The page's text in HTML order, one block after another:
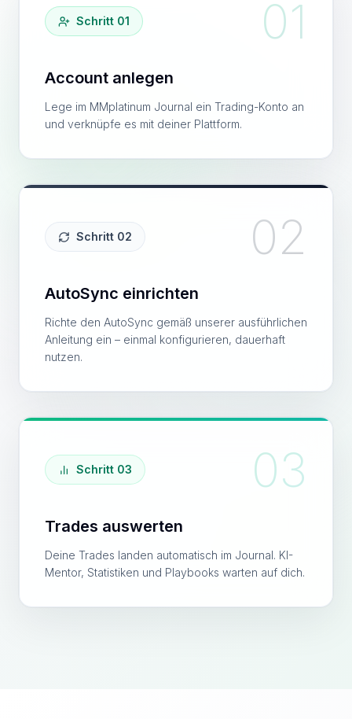
Schritt 01 01
Account anlegen
Lege im MMplatinum Journal ein Trading-Konto an
und verknüpfe es mit deiner Plattform.
Schritt 02 02
AutoSync einrichten
Richte den AutoSync gemäß unserer ausführlichen
Anleitung ein – einmal konfigurieren, dauerhaft
nutzen.
Schritt 03 03
Trades auswerten
Deine Trades landen automatisch im Journal. KI-
Mentor, Statistiken und Playbooks warten auf dich.